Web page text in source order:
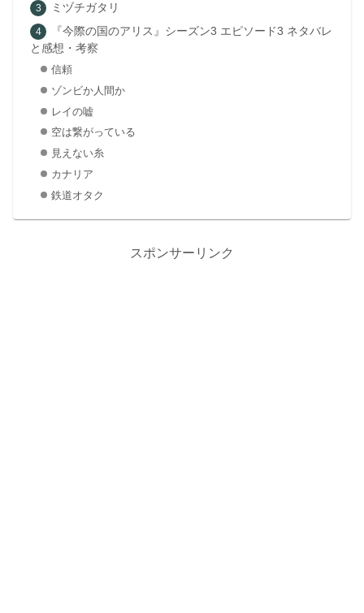
ミヅチガタリ
『今際の国のアリス』シーズン3 エピソード3 ネタバレ
と感想・考察
信頼
ゾンビか人間か
レイの嘘
空は繋がっている
見えない糸
カナリア
鉄道オタク
スポンサーリンク